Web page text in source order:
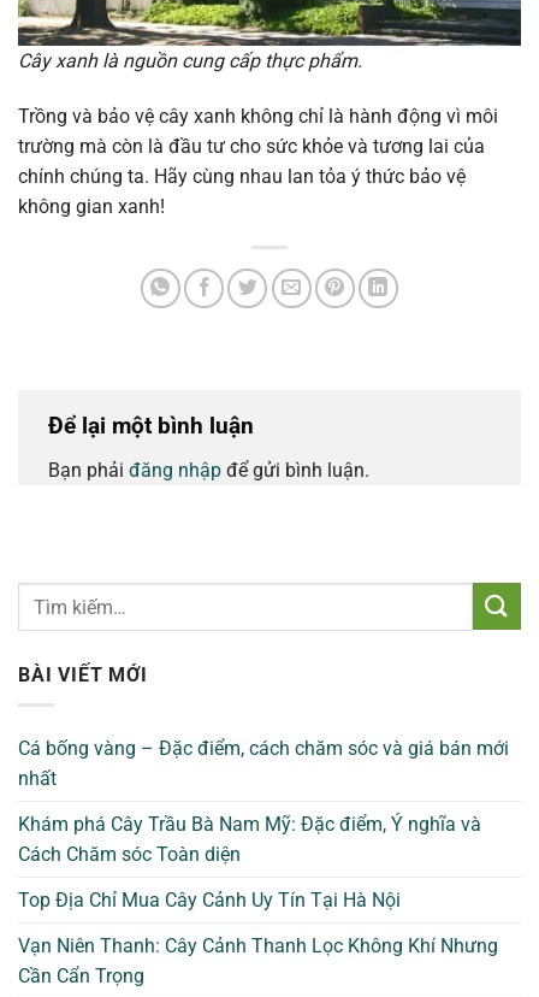
Cây xanh là nguồn cung cấp thực phẩm.
Trồng và bảo vệ cây xanh không chỉ là hành động vì môi
trường mà còn là đầu tư cho sức khỏe và tương lai của
chính chúng ta. Hãy cùng nhau lan tỏa ý thức bảo vệ
không gian xanh!
Để lại một bình luận
Bạn phải đăng nhập để gửi bình luận.
BÀI VIẾT MỚI
Cá bống vàng – Đặc điểm, cách chăm sóc và giá bán mới
nhất
Khám phá Cây Trầu Bà Nam Mỹ: Đặc điểm, Ý nghĩa và
Cách Chăm sóc Toàn diện
Top Địa Chỉ Mua Cây Cảnh Uy Tín Tại Hà Nội
Vạn Niên Thanh: Cây Cảnh Thanh Lọc Không Khí Nhưng
Cần Cẩn Trọng